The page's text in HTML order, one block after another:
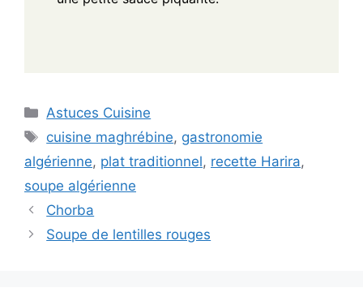
Categories
Astuces Cuisine
Tags
cuisine maghrébine, gastronomie
algérienne, plat traditionnel, recette Harira,
soupe algérienne
Chorba
Soupe de lentilles rouges